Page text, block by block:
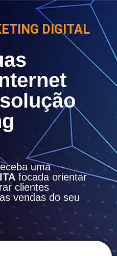
DIGITAL
uma
focada orientar
clientes
vendas do seu